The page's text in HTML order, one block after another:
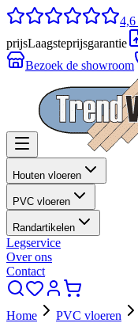
4,6
prijsLaagsteprijsgarantie
Bezoek de showroom
Houten vloeren
PVC vloeren
Randartikelen
Legservice
Over ons
Contact
Home PVC vloeren